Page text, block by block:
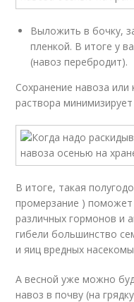
Выложить в бочку,
пленкой. В итоге у
(навоз перебродит).
Сохранение навоза
раствора
В итоге, такая
промерзание ) поможет
различных гормонов и
гибели большинство
и яиц вредных
А весной уже можно
навоз в почву (на